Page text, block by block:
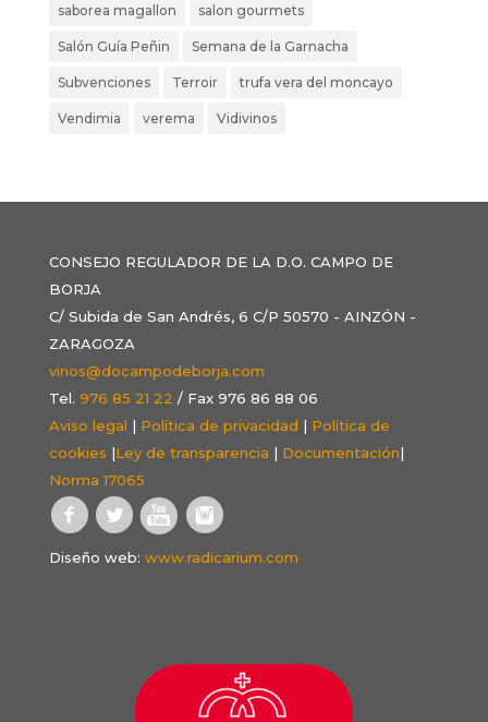
saborea magallon salon gourmets
Salón Guía Peñin Semana de la Garnacha
Subvenciones Terroir trufa vera del moncayo
Vendimia verema Vidivinos
CONSEJO REGULADOR DE LA D.O. CAMPO DE
BORJA
C/ Subida de San Andrés, 6 C/P 50570 - AINZÓN -
ZARAGOZA
vinos@docampodeborja.com
Tel. 976 85 21 22 / Fax 976 86 88 06
Aviso legal | Política de privacidad | Política de
cookies |Ley de transparencia | Documentación|
Norma 17065
Diseño web: www.radicarium.com